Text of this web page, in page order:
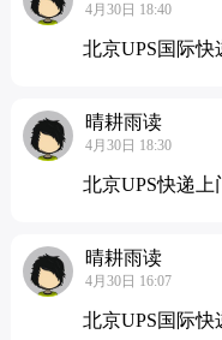
4月30日 18:40
北京UPS国际
晴耕雨读
4月30日 18:30
北京UPS快递上
晴耕雨读
4月30日 16:07
北京UPS国际快